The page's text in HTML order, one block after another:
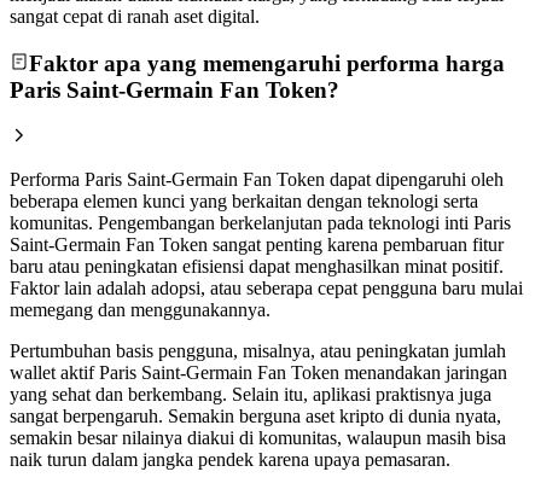
sangat cepat di ranah aset digital.
Faktor apa yang memengaruhi performa harga
Paris Saint-Germain Fan Token?
Performa Paris Saint-Germain Fan Token dapat dipengaruhi oleh
beberapa elemen kunci yang berkaitan dengan teknologi serta
komunitas. Pengembangan berkelanjutan pada teknologi inti Paris
Saint-Germain Fan Token sangat penting karena pembaruan fitur
baru atau peningkatan efisiensi dapat menghasilkan minat positif.
Faktor lain adalah adopsi, atau seberapa cepat pengguna baru mulai
memegang dan menggunakannya.
Pertumbuhan basis pengguna, misalnya, atau peningkatan jumlah
wallet aktif Paris Saint-Germain Fan Token menandakan jaringan
yang sehat dan berkembang. Selain itu, aplikasi praktisnya juga
sangat berpengaruh. Semakin berguna aset kripto di dunia nyata,
semakin besar nilainya diakui di komunitas, walaupun masih bisa
naik turun dalam jangka pendek karena upaya pemasaran.